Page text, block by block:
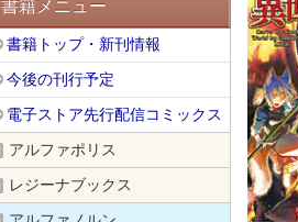
書籍メニュー
書籍トップ・新刊情報
今後の刊行予定
電子ストア先行配信コミックス
アルファポリス
レジーナブックス